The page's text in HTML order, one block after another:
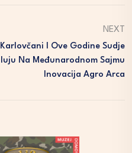
NEXT
Karlovčani I Ove Godine Sudje
Luju Na Međunarodnom Sajmu
Inovacija Agro Arca